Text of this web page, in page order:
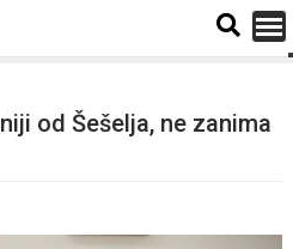
od Šešelja, ne zanima